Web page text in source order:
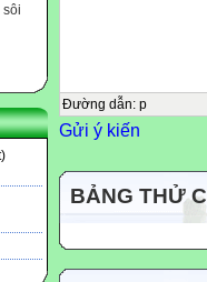
sôi
)
Đường dẫn: p
Gửi ý kiến
BẢNG THỬ